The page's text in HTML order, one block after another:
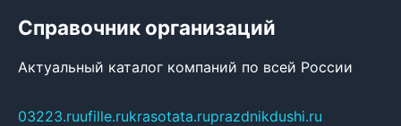
Справочник организаций
Актуальный каталог компаний по всей России
03223.ruufille.rukrasotata.ruprazdnikdushi.ru